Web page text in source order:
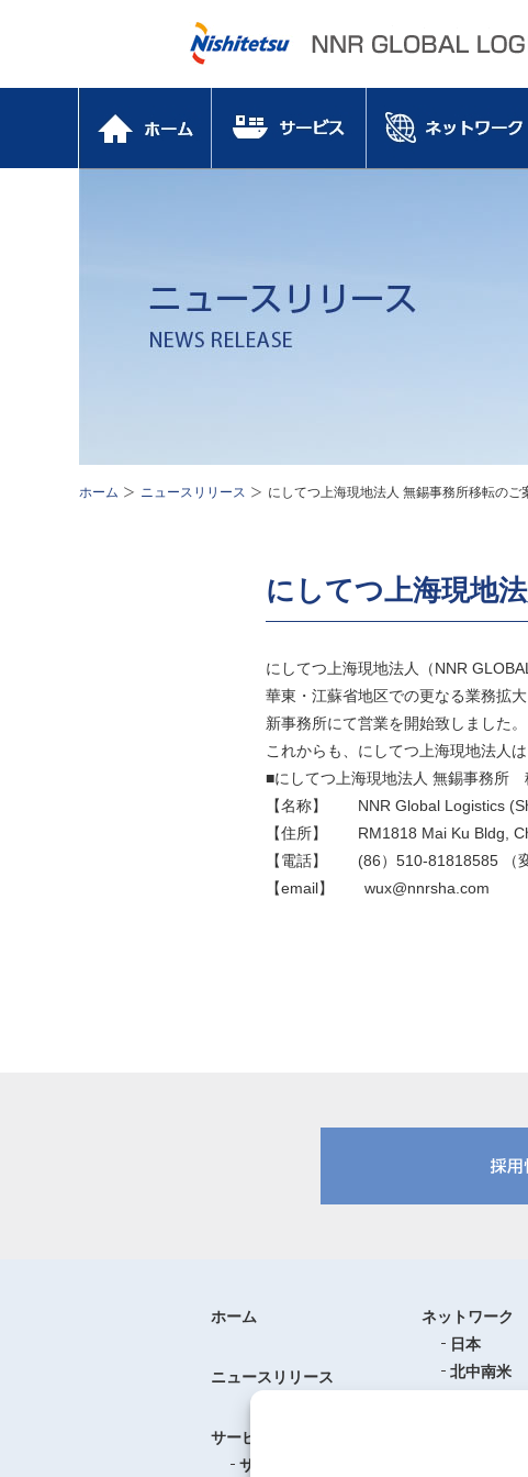
ホーム ニュースリリース にしてつ上海現地法人 無錫事務所移転のご
にしてつ上海現地
にしてつ上海現地法人（NNR
華東・江蘇省地区での更なる業務拡
新事務所にて営業を開始致しました。
これからも、にしてつ上海現地法人
■にしてつ上海現地法人 無錫事務所
【名称】 NNR Global Logistics
【住所】 RM1818 Mai Ku Bldg,
【電話】 (86）510-81818585 （変
【email】 wux@nnrsha.com
ホーム
ニュースリリース
サービス
サービスのご案内
ネットワーク
日本
北中南米